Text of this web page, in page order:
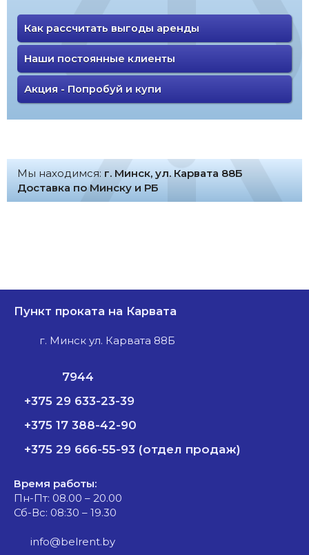
Как рассчитать выгоды аренды
Наши постоянные клиенты
Акция - Попробуй и купи
Мы находимся: г. Минск, ул. Карвата 88Б
Доставка по Минску и РБ
Пункт проката на Карвата
г. Минск ул. Карвата 88Б
7944
+375 29 633-23-39
+375 17 388-42-90
+375 29 666-55-93 (отдел продаж)
Время работы:
Пн-Пт: 08.00 – 20.00
Сб-Вс: 08:30 – 19.30
info@belrent.by